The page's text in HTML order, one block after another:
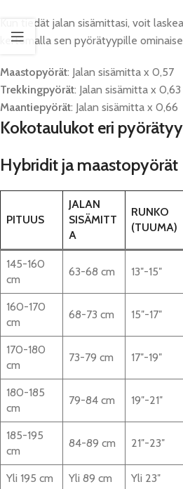
Kun tiedät jalan sisämittasi, voit
kertomalla sen pyörätyypille
Maastopyörät: Jalan sisämitta x 0,57
Trekkingpyörät: Jalan sisämitta x 0,63
Maantiepyörät: Jalan sisämitta x 0,66
Kokotaulukot eri
Hybridit ja maastopyörät
PITUUS
JALAN
SISÄMITT
A
RUNKO
(TUUMA)
145-160
cm
63-68 cm 13″-15″
160-170
cm
68-73 cm 15″-17″
170-180
cm
73-79 cm 17″-19″
180-185
cm
79-84 cm 19″-21″
185-195
cm
84-89 cm 21″-23″
Yli 195 cm Yli 89 cm Yli 23″